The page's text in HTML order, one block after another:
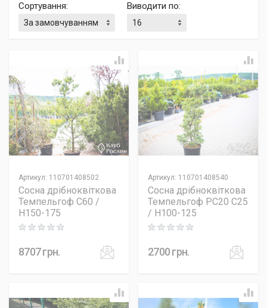
Сортування: Виводити по:
Артикул: 110701408502
Сосна дрібноквіткова
Темпельгоф C60 /
H150-175
Rating: 0 out of 5
8707грн.
Артикул: 110701408540
Сосна дрібноквіткова
Темпельгоф PC20 C25
/ H100-125
Rating: 0 out of 5
2700грн.